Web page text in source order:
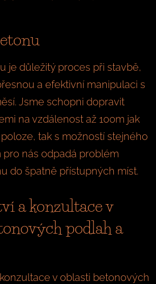
je důležitý proces při stavbě,
a efektivní manipulaci s
Jsme schopni dopravit
na vzdálenost až 100m jak
tak s možností stejného
pro nás odpadá problém
do špatně přístupných míst.
a konzultace v
podlah a
v oblasti betonových